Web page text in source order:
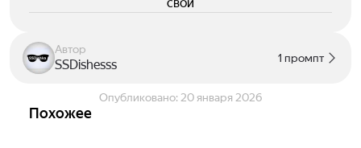
Автор
SSDishesss 1 промпт
Опубликовано: 20 января 2026
Похожее